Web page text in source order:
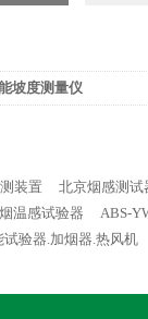
坡度测量仪
装置 北京烟感测试
温感试验器
ABS-
验器.加烟器.热风机